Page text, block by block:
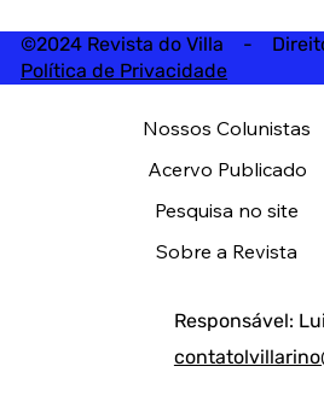
©2024 Revista do Villa -
Política de Privacidade
Responsável:
Nossos Colunistas
Acervo Publicado
Pesquisa no site
Sobre a Revista